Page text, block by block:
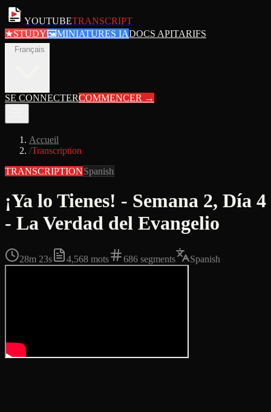
YOUTUBETRANSCRIPT
★STUDY🖼MINIATURES IADOCS APITARIFS
Français
SE CONNECTERCOMMENCER →
Accueil
/Transcription
TRANSCRIPTIONSpanish
¡Ya lo Tienes! - Semana 2, Día 4
- La Verdad del Evangelio
28m 23s 4,568 mots 686 segments Spanish